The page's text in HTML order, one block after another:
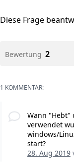
Diese Frage
Bewertung 2
1 KOMMENTAR:
Wann "Hebt"
verwendet
windows/
start?
28. Aug 2019